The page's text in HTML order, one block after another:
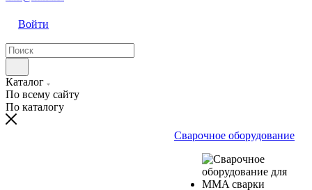
Войти
Каталог
По всему сайту
По каталогу
Сварочное оборудование